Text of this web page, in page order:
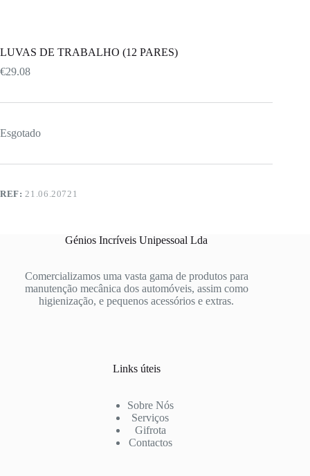
LUVAS DE TRABALHO (12 PARES)
€29.08
Esgotado
REF: 21.06.20721
Génios Incríveis Unipessoal Lda
Comercializamos uma vasta gama de produtos para
manutenção mecânica dos automóveis, assim como
higienização, e pequenos acessórios e extras.
Links úteis
Sobre Nós
Serviços
Gifrota
Contactos